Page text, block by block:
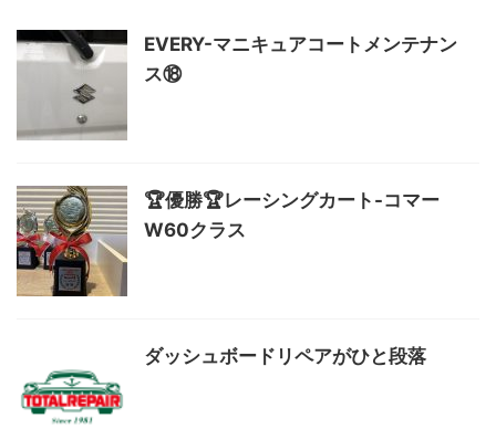
EVERY-マニキュアコートメンテナン
ス⑱
🏆優勝🏆レーシングカート-コマー
W60クラス
ダッシュボードリペアがひと段落